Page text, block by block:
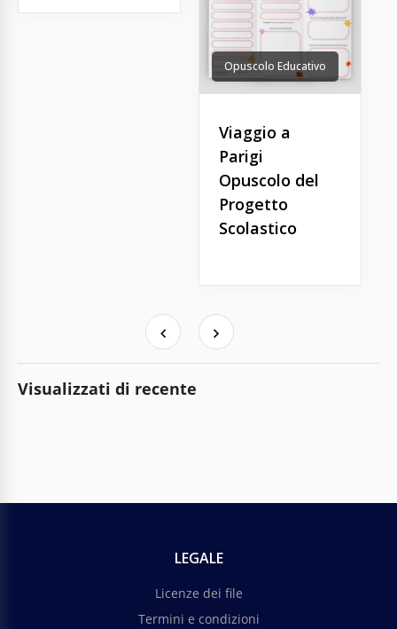
Opuscolo Educativo
Viaggio a
Parigi
Opuscolo del
Progetto
Scolastico
Visualizzati di recente
LEGALE
Licenze dei file
Termini e condizioni